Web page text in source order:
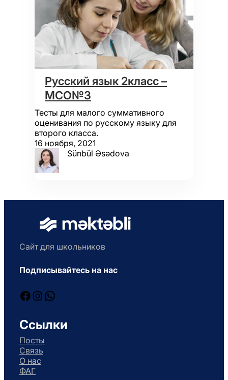
Русский язык 2класс –
МСО№3
Тесты для малого суммативного
оценивания по русскому языку для
второго класса.
16 ноября, 2021
Sünbül Əsədova
Сайт для школьников
Подписывайтесь на нас
Facebook
Instagram
WhatsApp
Ссылки
Посты
Связь
О нас
ФАГ